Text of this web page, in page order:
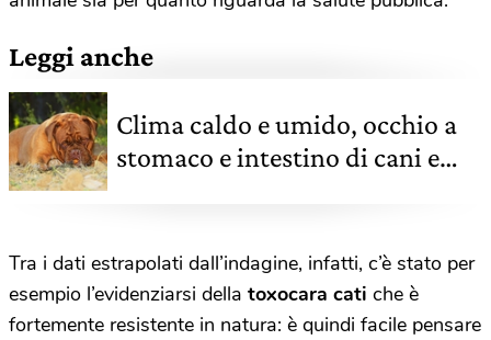
Leggi anche
Clima caldo e umido, occhio a
stomaco e intestino di cani e
Tra i dati estrapolati dall’indagine, infatti, c’è stato per
esempio l’evidenziarsi della toxocara cati che è
fortemente resistente in natura: è quindi facile pensare